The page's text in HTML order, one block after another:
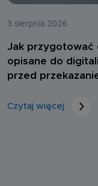
3 sierpnia 2026
Jak przygotować
opisane do
przed
Czytaj więcej